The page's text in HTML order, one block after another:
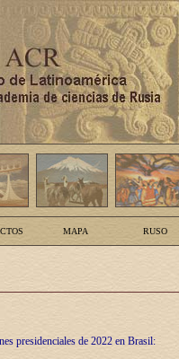
MAPA RUSO
presidenciales de 2022 en Brasil: